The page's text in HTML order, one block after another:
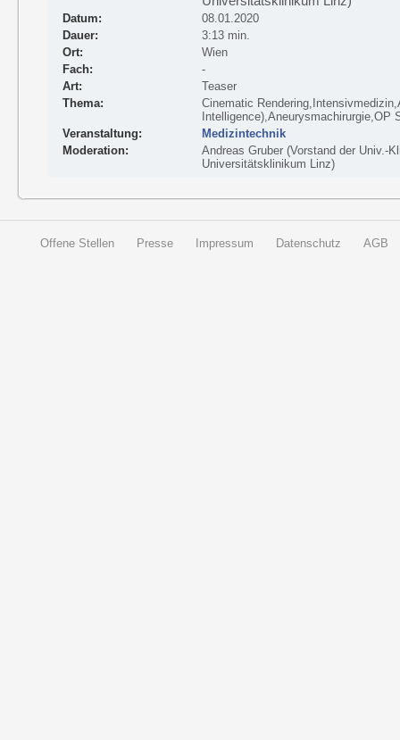
Datum:
08.01.2020
Dauer:
3:13 min.
Ort:
Wien
Fach:
-
Art:
Teaser
Thema:
Cinematic
Intelligence),Aneurysmachirurgie,OP
Veranstaltung:
Medizintechnik
Moderation:
Andreas Gruber (Vorstand der Univ.-
Universitätsklinikum Linz)
Offene Stellen Presse Impressum Datenschutz AGB